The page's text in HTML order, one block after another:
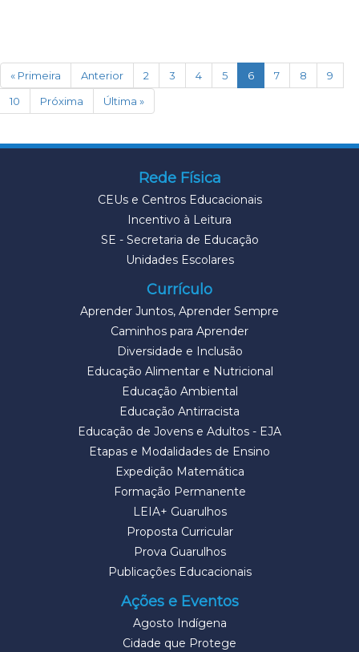
« Primeira Anterior 2 3 4 5 6(current)
7 8
9
10
Próxima Última »
Rede Física
CEUs e Centros Educacionais
Incentivo à Leitura
SE - Secretaria de Educação
Unidades Escolares
Currículo
Aprender Juntos, Aprender Sempre
Caminhos para Aprender
Diversidade e Inclusão
Educação Alimentar e Nutricional
Educação Ambiental
Educação Antirracista
Educação de Jovens e Adultos - EJA
Etapas e Modalidades de Ensino
Expedição Matemática
Formação Permanente
LEIA+ Guarulhos
Proposta Curricular
Prova Guarulhos
Publicações Educacionais
Ações e Eventos
Agosto Indígena
Cidade que Protege